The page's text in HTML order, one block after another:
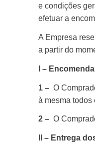
e condições
efetuar a
A Empresa
a partir do
I –
1 – O
à mesma todos
2 – O
II – Entrega